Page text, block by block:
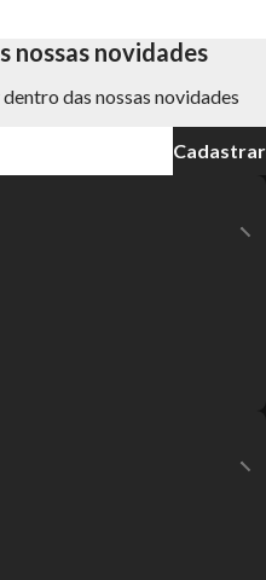
nossas novidades
das nossas novidades
Cadastrar